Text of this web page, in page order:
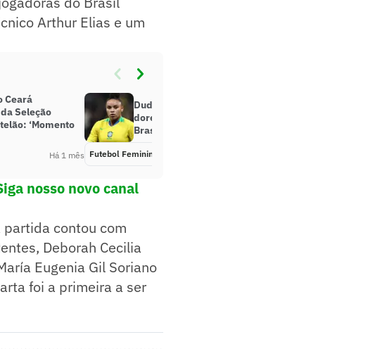
Arthur Elias e um
Ceará
Seleção
‘Momento
Há 1 mês
Dudinha é substituída após sentir
dores no joelho em amistoso entre
Brasil e Estados Unidos
Futebol Feminino
nosso novo canal
partida contou com
Deborah Cecilia
Eugenia Gil Soriano
foi a primeira a ser